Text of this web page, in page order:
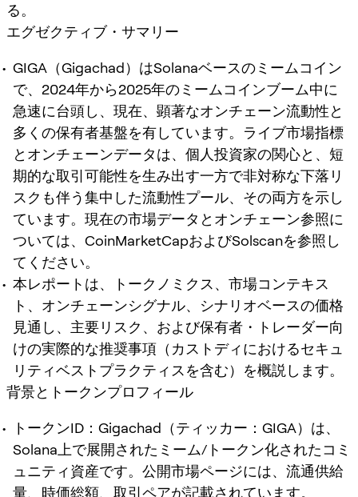
る。
エグゼクティブ・サマリー
GIGA（Gigachad）はSolanaベースのミームコイン
で、2024年から2025年のミームコインブーム中に
急速に台頭し、現在、顕著なオンチェーン流動性と
多くの保有者基盤を有しています。ライブ市場指標
とオンチェーンデータは、個人投資家の関心と、短
期的な取引可能性を生み出す一方で非対称な下落リ
スクも伴う集中した流動性プール、その両方を示し
ています。現在の市場データとオンチェーン参照に
ついては、CoinMarketCapおよびSolscanを参照し
てください。
本レポートは、トークノミクス、市場コンテキス
ト、オンチェーンシグナル、シナリオベースの価格
見通し、主要リスク、および保有者・トレーダー向
けの実際的な推奨事項（カストディにおけるセキュ
リティベストプラクティスを含む）を概説します。
背景とトークンプロフィール
トークンID：Gigachad（ティッカー：GIGA）は、
Solana上で展開されたミーム/トークン化されたコミ
ュニティ資産です。公開市場ページには、流通供給
量、時価総額、取引ペアが記載されています。